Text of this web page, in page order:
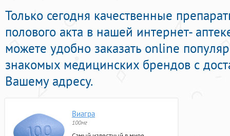
Только сегодня качественные
полового акта в нашей интернет-
можете удобно заказать online
знакомых медицинских брендов с
Вашему адресу.
Виагра
100мг